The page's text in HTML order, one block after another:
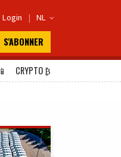
Login | NL 
S'ABONNER
📱 CRYPTO₿